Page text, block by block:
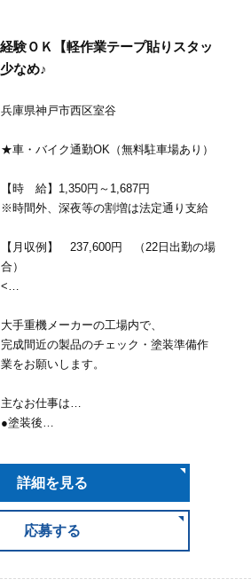
験ＯＫ【軽作業テープ貼りスタッ
なめ♪
兵庫県神戸市西区室谷
★車・バイク通勤OK（無料駐車場あり）
【時 給】1,350円～1,687円
※時間外、深夜等の割増は法定通り支給
【月収例】 237,600円 （22日出勤の場
合）
<…
大手重機メーカーの工場内で、
完成間近の製品のチェック・塗装準備作
業をお願いします。
主なお仕事は…
●塗装後…
詳細を見る
応募する